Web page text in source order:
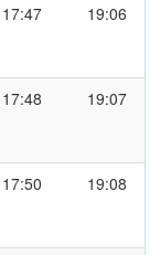
17:47 19:06
17:48 19:07
17:50 19:08